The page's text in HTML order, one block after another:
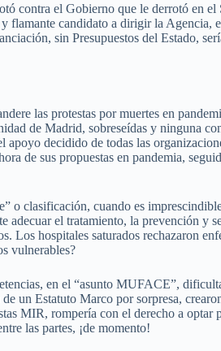
contra el Gobierno que le derrotó en el
flamante candidato a dirigir la Agencia,
sin Presupuestos del Estado,
las protestas por muertes en
de Madrid, sobreseídas y ninguna
decidido de todas las
de sus propuestas en pandemia,
o clasificación, cuando es
el tratamiento, la prevención y
hospitales saturados rechazaron
vulnerables?
en el “asunto MUFACE”,
un Estatuto Marco por sorpresa,
MIR, rompería con el derecho a optar
las partes, ¡de momento!